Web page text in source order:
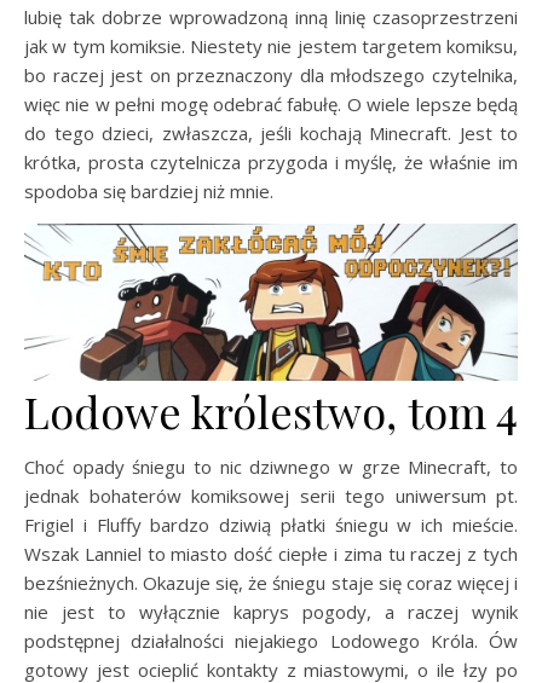
lubię tak dobrze wprowadzoną inną linię czasoprzestrzeni
jak w tym komiksie. Niestety nie jestem targetem komiksu,
bo raczej jest on przeznaczony dla młodszego czytelnika,
więc nie w pełni mogę odebrać fabułę. O wiele lepsze będą
do tego dzieci, zwłaszcza, jeśli kochają Minecraft. Jest to
krótka, prosta czytelnicza przygoda i myślę, że właśnie im
spodoba się bardziej niż mnie.
Lodowe królestwo, tom 4
Choć opady śniegu to nic dziwnego w grze Minecraft, to
jednak bohaterów komiksowej serii tego uniwersum pt.
Frigiel i Fluffy bardzo dziwią płatki śniegu w ich mieście.
Wszak Lanniel to miasto dość ciepłe i zima tu raczej z tych
bezśnieżnych. Okazuje się, że śniegu staje się coraz więcej i
nie jest to wyłącznie kaprys pogody, a raczej wynik
podstępnej działalności niejakiego Lodowego Króla. Ów
gotowy jest ocieplić kontakty z miastowymi, o ile łzy po